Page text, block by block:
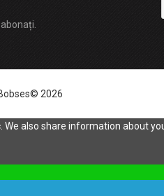
2026
also share information about